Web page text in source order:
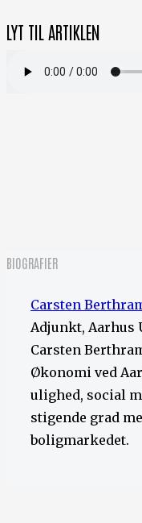
LYT TIL ARTIKLEN
BIOGRAFIER
Carsten
Adjunkt, Aarhus
Carsten
Økonomi ved
ulighed, social
stigende grad
boligmarkedet.